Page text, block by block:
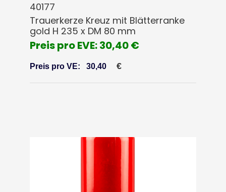
40177
Trauerkerze Kreuz mit Blätterranke
gold H 235 x DM 80 mm
Preis pro EVE: 30,40 €
Preis pro VE: 30,40 €